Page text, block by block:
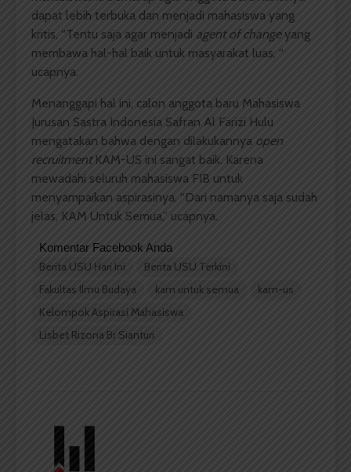
dapat lebih terbuka dan menjadi mahasiswa yang
kritis, “Tentu saja agar menjadi agent of changeyang
membawa hal-hal baik untuk masyarakat luas, “
ucapnya.
Menanggapi hal ini, calon anggota baru Mahasiswa
Jurusan Sastra Indonesia Safran Al Farizi Hulu
mengatakan bahwa dengan dilakukannya open
recruitmentKAM-US ini sangat baik. Karena
mewadahi seluruh mahasiswa FIB untuk
menyampaikan aspirasinya. “Dari namanya saja sudah
jelas, KAM Untuk Semua,” ucapnya.
Komentar Facebook Anda
Berita USU Hari Ini
Berita USU Terkini
Fakultas Ilmu Budaya
kam untuk semua
kam-us
Kelompok Aspirasi Mahasiswa
Lisbet Rizona Br Sianturi